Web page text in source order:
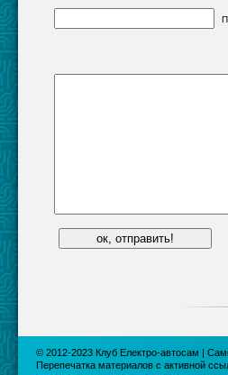
© 2012-2023 Клуб Електро-автосам |
Перепечатка материалов с активной